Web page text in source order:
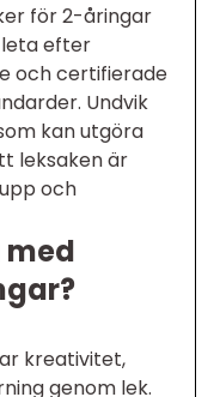
för 2-åringar
efter
och certifierade
Undvik
kan utgöra
leksaken är
och
kreativitet,
genom lek.